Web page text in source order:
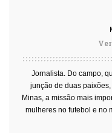
Jornalista. Do campo,
junção de duas
Minas, a missão mais
mulheres no futebol e no